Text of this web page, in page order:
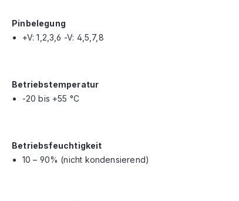
Pinbelegung
+V: 1,2,3,6 -V: 4,5,7,8
Betriebstemperatur
-20 bis +55 °C
Betriebsfeuchtigkeit
10 – 90% (nicht kondensierend)